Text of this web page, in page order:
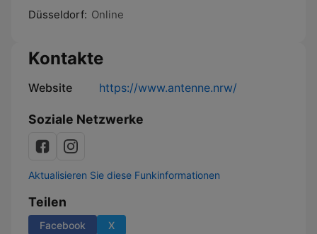
Düsseldorf: Online
Kontakte
Website https://www.antenne.nrw/
Soziale Netzwerke
Aktualisieren Sie diese Funkinformationen
Teilen
Facebook X